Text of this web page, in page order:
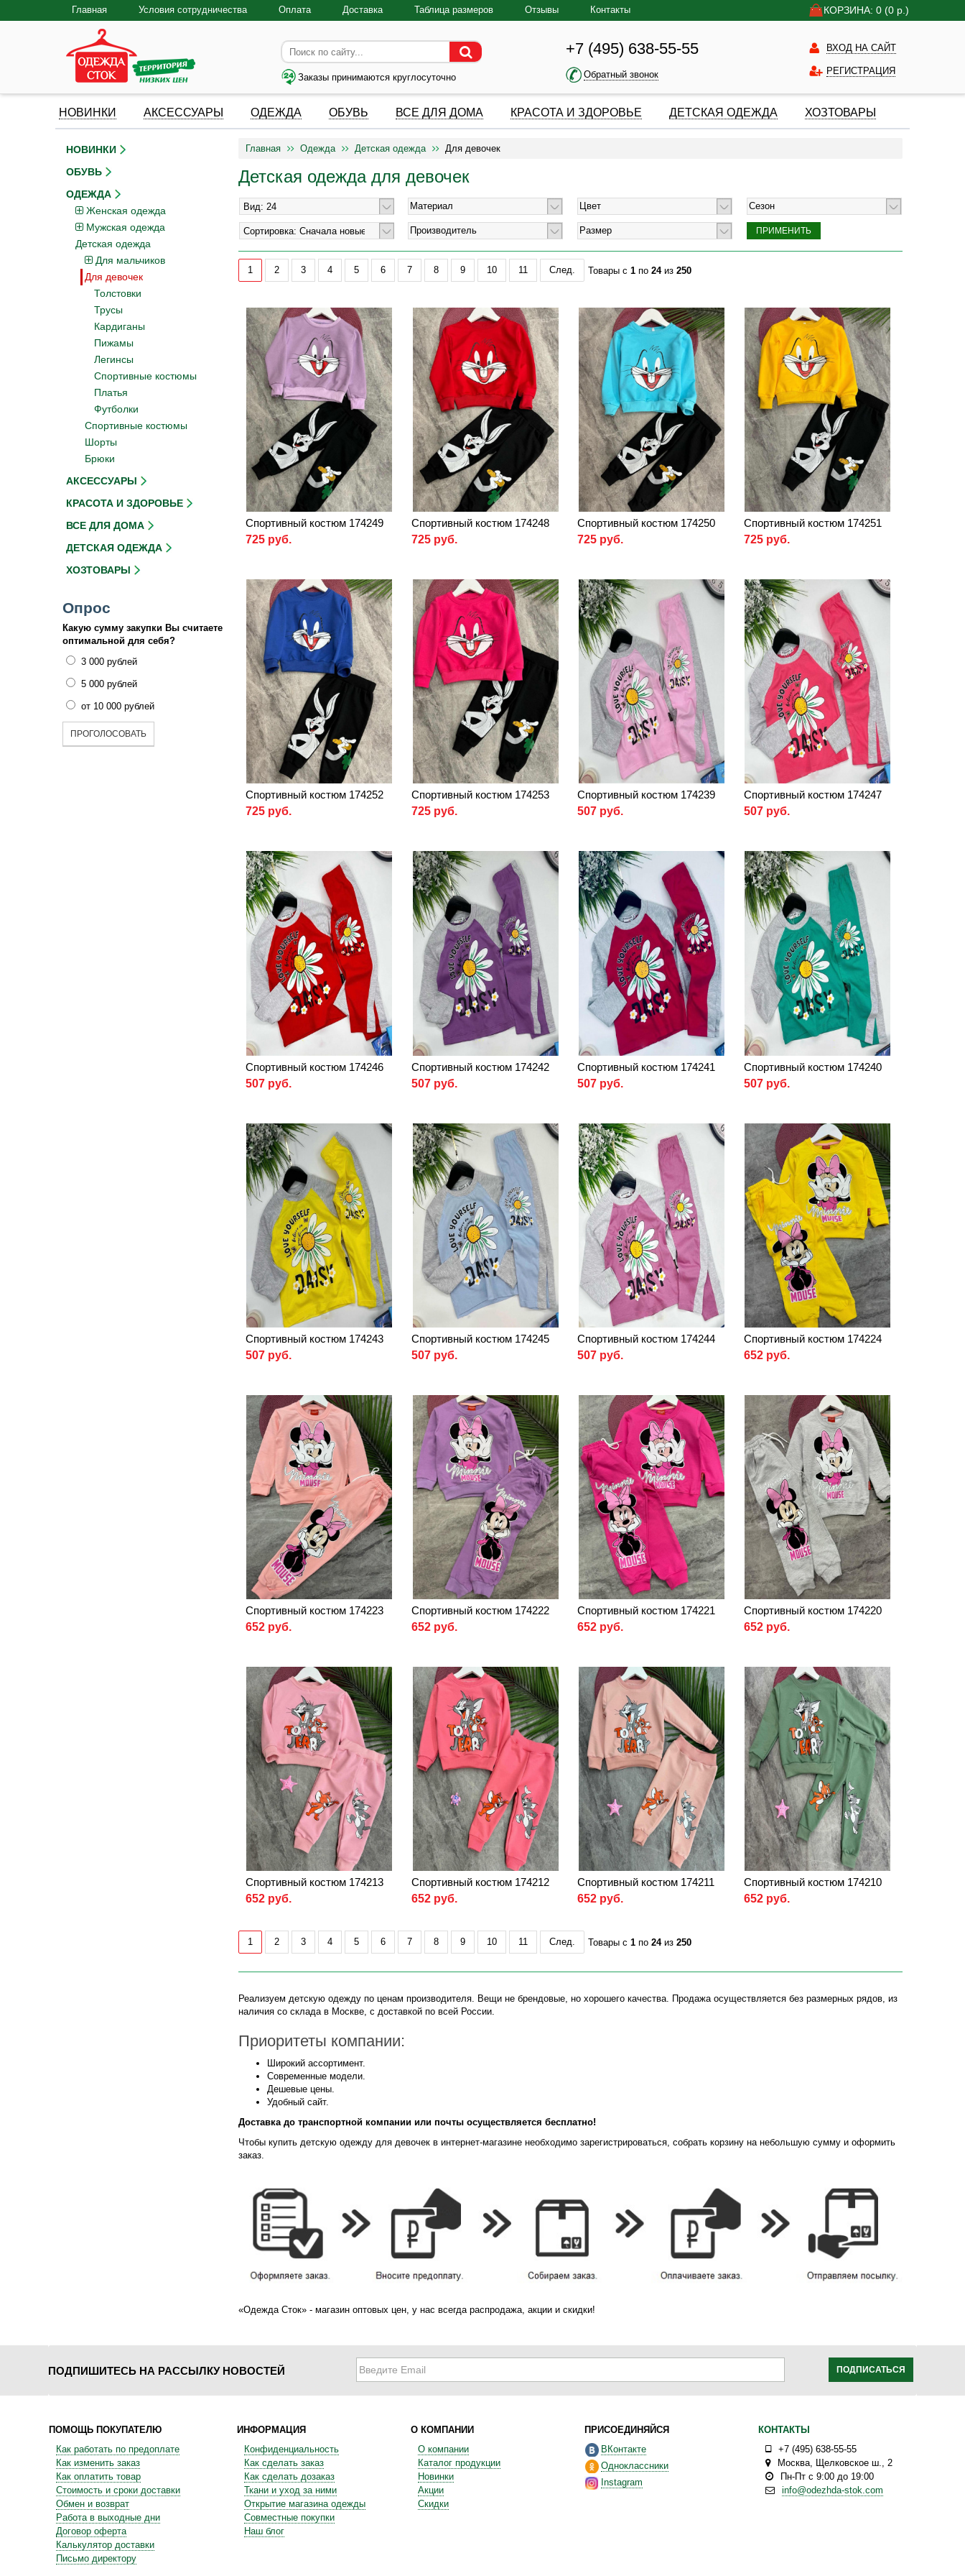
КОРЗИНА: 0 (0 р.)
Главная Условия сотрудничества Оплата Доставка Таблица размеров Отзывы Контакты
Заказы принимаются круглосуточно
+7 (495) 638-55-55
Обратный звонок
ВХОД НА САЙТ
РЕГИСТРАЦИЯ
НОВИНКИ АКСЕССУАРЫ ОДЕЖДА ОБУВЬ ВСЕ ДЛЯ ДОМА КРАСОТА И ЗДОРОВЬЕ ДЕТСКАЯ ОДЕЖДА ХОЗТОВАРЫ
НОВИНКИ
ОБУВЬ
ОДЕЖДА
Женская одежда
Мужская одежда
Детская одежда
Для мальчиков
Для девочек
Толстовки
Трусы
Кардиганы
Пижамы
Легинсы
Спортивные костюмы
Платья
Футболки
Спортивные костюмы
Шорты
Брюки
АКСЕССУАРЫ
КРАСОТА И ЗДОРОВЬЕ
ВСЕ ДЛЯ ДОМА
ДЕТСКАЯ ОДЕЖДА
ХОЗТОВАРЫ
Опрос
Какую сумму закупки Вы считаете
оптимальной для себя?
3 000 рублей
5 000 рублей
от 10 000 рублей
ПРОГОЛОСОВАТЬ
Главная Одежда Детская одежда Для девочек
Детская одежда для девочек
Материал Цвет Сезон
Производитель Размер
1 2 3 4 5 6 7 8 9 10 11 След. Товары с 1по 24из 250
Спортивный костюм 174249
725 руб.
Спортивный костюм 174248
725 руб.
Спортивный костюм 174250
725 руб.
Спортивный костюм 174251
725 руб.
Спортивный костюм 174252
725 руб.
Спортивный костюм 174253
725 руб.
Спортивный костюм 174239
507 руб.
Спортивный костюм 174247
507 руб.
Спортивный костюм 174246
507 руб.
Спортивный костюм 174242
507 руб.
Спортивный костюм 174241
507 руб.
Спортивный костюм 174240
507 руб.
Спортивный костюм 174243
507 руб.
Спортивный костюм 174245
507 руб.
Спортивный костюм 174244
507 руб.
Спортивный костюм 174224
652 руб.
Спортивный костюм 174223
652 руб.
Спортивный костюм 174222
652 руб.
Спортивный костюм 174221
652 руб.
Спортивный костюм 174220
652 руб.
Спортивный костюм 174213
652 руб.
Спортивный костюм 174212
652 руб.
Спортивный костюм 174211
652 руб.
Спортивный костюм 174210
652 руб.
1 2 3 4 5 6 7 8 9 10 11 След. Товары с 1по 24из 250
Реализуем детскую одежду по ценам производителя. Вещи не брендовые, но хорошего качества. Продажа осуществляется без размерных рядов, из
наличия со склада в Москве, с доставкой по всей России.
Приоритеты компании:
Широкий ассортимент.
Современные модели.
Дешевые цены.
Удобный сайт.
Доставка до транспортной компании или почты осуществляется бесплатно!
Чтобы купить детскую одежду для девочек в интернет-магазине необходимо зарегистрироваться, собрать корзину на небольшую сумму и оформить
заказ.
«Одежда Сток»- магазин оптовых цен, у нас всегда распродажа, акции и скидки!
ПОДПИШИТЕСЬ НА РАССЫЛКУ НОВОСТЕЙ ПОДПИСАТЬСЯ
ПОМОЩЬ ПОКУПАТЕЛЮ
Как работать по предоплате
Как изменить заказ
Как оплатить товар
Стоимость и сроки доставки
Обмен и возврат
Работа в выходные дни
Договор оферта
Калькулятор доставки
Письмо директору
ИНФОРМАЦИЯ
Конфиденциальность
Как сделать заказ
Как сделать дозаказ
Ткани и уход за ними
Открытие магазина одежды
Совместные покупки
Наш блог
О КОМПАНИИ
О компании
Каталог продукции
Новинки
Акции
Скидки
ПРИСОЕДИНЯЙСЯ
ВКонтакте
Одноклассники
Instagram
КОНТАКТЫ
+7 (495) 638-55-55
Москва
Щелковское ш., 2
Пн-Пт с 9:00 до 19:00
info@odezhda-stok.com